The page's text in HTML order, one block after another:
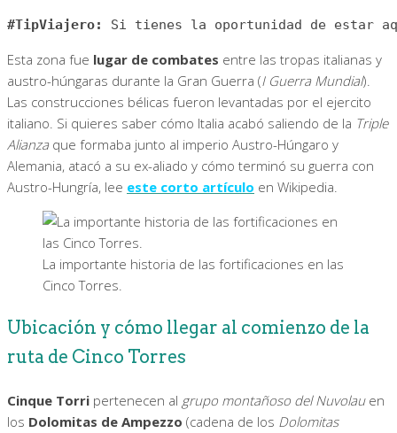
#TipViajero: Si tienes la oportunidad de estar
Esta zona fue lugar de combates entre las tropas italianas y
austro-húngaras durante la Gran Guerra (I Guerra Mundial).
Las construcciones bélicas fueron levantadas por el ejercito
italiano. Si quieres saber cómo Italia acabó saliendo de la Triple
Alianzaque formaba junto al imperio Austro-Húngaro y
Alemania, atacó a su ex-aliado y cómo terminó su guerra con
Austro-Hungría, lee este corto artículo en Wikipedia.
La importante historia de las fortificaciones en las
Cinco Torres.
Ubicación y cómo llegar al comienzo de la
ruta de Cinco Torres
Cinque Torri pertenecen al grupo montañoso del Nuvolau en
los Dolomitas de Ampezzo (cadena de los Dolomitas